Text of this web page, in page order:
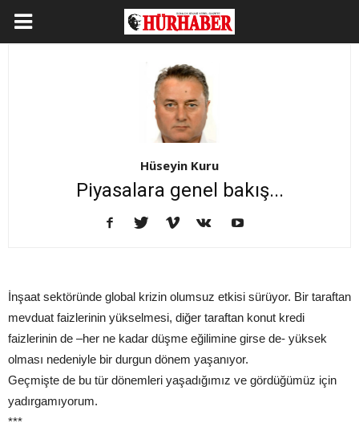
Hüseyin Kuru
Piyasalara genel bakış...
İnşaat sektöründe global krizin olumsuz etkisi sürüyor. Bir taraftan
mevduat faizlerinin yükselmesi, diğer taraftan konut kredi
faizlerinin de –her ne kadar düşme eğilimine girse de- yüksek
olması nedeniyle bir durgun dönem yaşanıyor.
Geçmişte de bu tür dönemleri yaşadığımız ve gördüğümüz için
yadırgamıyorum.
***